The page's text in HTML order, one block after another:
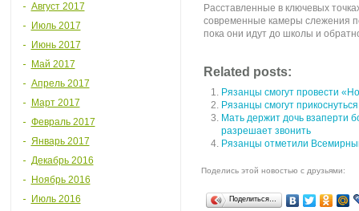
Август 2017
Июль 2017
Июнь 2017
Май 2017
Апрель 2017
Март 2017
Февраль 2017
Январь 2017
Декабрь 2016
Ноябрь 2016
Июль 2016
Расставленные в ключевых
современные камеры слежения
пока они идут до школы и
Related posts:
Рязанцы смогут провести
Рязанцы смогут
Мать держит дочь взаперти
разрешает звонить
Рязанцы отметили
Поделись этой новостью с друзьями:
Поделиться…